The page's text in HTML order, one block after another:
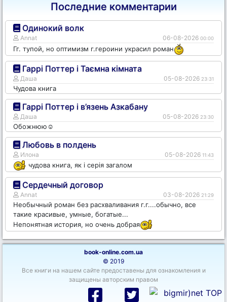
Последние комментарии
Одинокий волк
Annat 06-08-2026 00:00
Гг. тупой, но оптимизм г.героини украсил роман
Гаррі Поттер і Таємна кімната
Даша 05-08-2026 23:31
Чудова книга
Гаррі Поттер і в’язень Азкабану
Даша 05-08-2026 23:30
Обожнюю☺️
Любовь в полдень
Илона 05-08-2026 11:43
чудова книга, як і серія загалом
Сердечный договор
Annat 03-08-2026 21:29
Необычный роман без расхваливания г.г....обычно, все
такие красивые, умные, богатые...
Непонятная история, но очень добрая
book-online.com.ua
© 2019
Все книги на нашем сайте предоставены для ознакомления и
защищены авторским правом